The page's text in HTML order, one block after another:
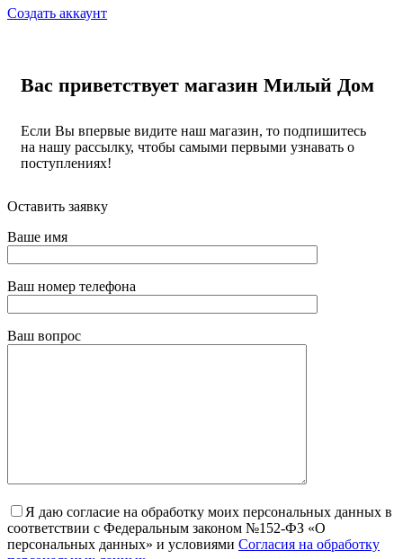
Создать аккаунт
Вас приветствует магазин Милый Дом
Если Вы впервые видите наш магазин, то подпишитесь
на нашу рассылку, чтобы самыми первыми узнавать о
поступлениях!
Оставить заявку
Ваше имя
Ваш номер телефона
Ваш вопрос
Я даю согласие на обработку моих персональных данных в
соответствии с Федеральным законом №152-ФЗ «О
персональных данных» и условиями Согласия на обработку